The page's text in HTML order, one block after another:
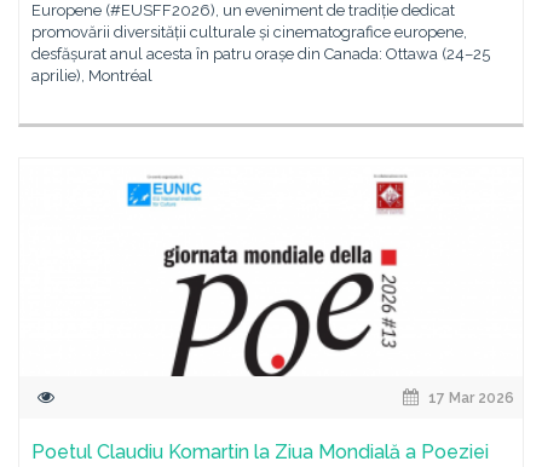
Europene (#EUSFF2026), un eveniment de tradiție dedicat
promovării diversității culturale și cinematografice europene,
desfășurat anul acesta în patru orașe din Canada: Ottawa (24–25
aprilie), Montréal
17 Mar 2026
Poetul Claudiu Komartin la Ziua Mondială a Poeziei